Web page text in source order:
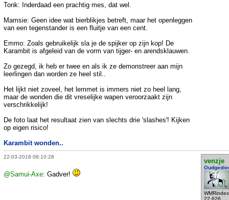
Tonk: Inderdaad een prachtig mes, dat wel.
Mamsie: Geen idee wat bierblikjes betreft, maar het openleggen
van een tegenstander is een fluitje van een cent.
Emmo: Zoals gebruikelijk sla je de spijker op zijn kop! De
Karambit is afgeleid van de vorm van tijger- en arendsklauwen.
Zo gezegd, ik heb er twee en als ik ze demonstreer aan mijn
leerlingen dan worden ze heel stil..
Het lijkt niet zoveel, het lemmet is immers niet zo heel lang,
maar de wonden die dit vreselijke wapen veroorzaakt zijn
verschrikkelijk!
De foto laat het resultaat zien van slechts drie 'slashes'! Kijken
op eigen risico!
Karambit wonden..
22-03-2018 08:10:28
venzje
22.626
@Samui-Axe: Gadver!